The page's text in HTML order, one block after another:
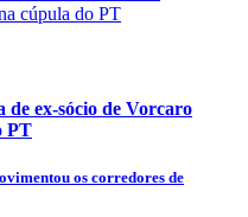
ex-sócio de Vorcaro
PT
os corredores de